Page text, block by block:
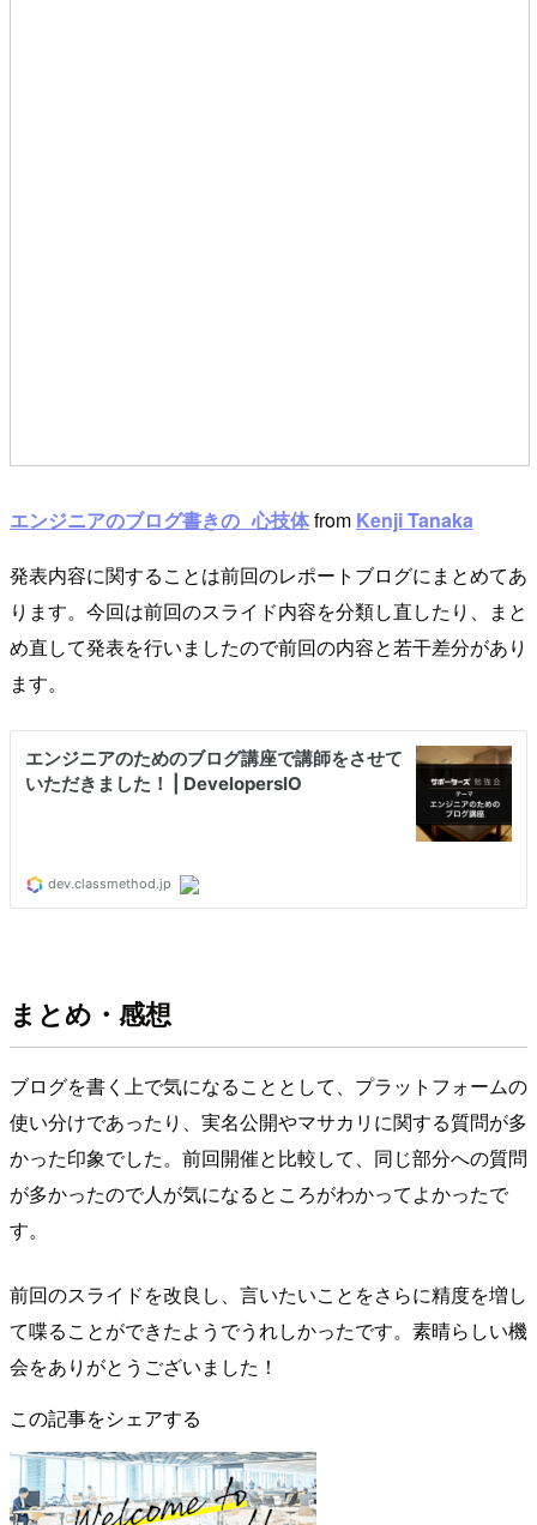
エンジニアのブログ書きの 心技体from Kenji Tanaka
発表内容に関することは前回のレポートブログにまとめてあ
ります。今回は前回のスライド内容を分類し直したり、まと
め直して発表を行いましたので前回の内容と若干差分があり
ます。
まとめ・感想
ブログを書く上で気になることとして、プラットフォームの
使い分けであったり、実名公開やマサカリに関する質問が多
かった印象でした。前回開催と比較して、同じ部分への質問
が多かったので人が気になるところがわかってよかったで
す。
前回のスライドを改良し、言いたいことをさらに精度を増し
て喋ることができたようでうれしかったです。素晴らしい機
会をありがとうございました！
この記事をシェアする